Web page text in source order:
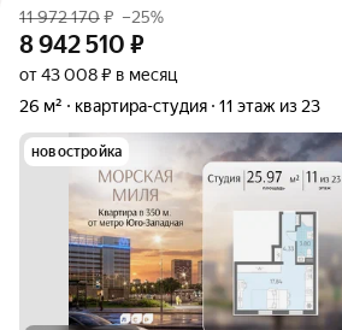
11 972 170₽ –25%
8 942 510 ₽
от 43 008 ₽ в месяц
26 м²
квартира-студия 11 этаж из 23
новостройка